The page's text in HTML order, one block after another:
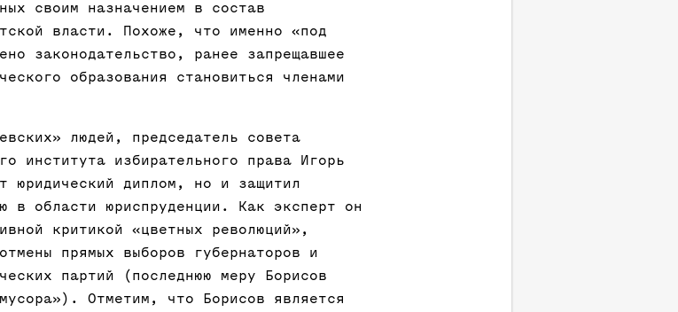
своим назначением в состав
власти. Похоже, что именно «под
законодательство, ранее запрещавшее
образования становиться членами
людей, председатель совета
института избирательного права Игорь
юридический диплом, но и защитил
в области юриспруденции. Как эксперт он
критикой «цветных революций»,
прямых выборов губернаторов и
партий (последнюю меру Борисов
Отметим, что Борисов является